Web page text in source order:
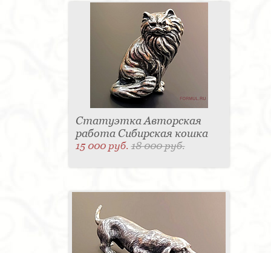
Статуэтка Авторская
работа Сибирская кошка
15 000 руб.18 000 руб.